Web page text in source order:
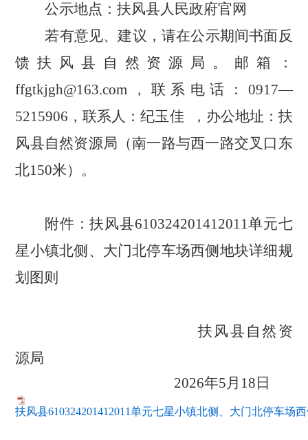
公示地点：扶风县人民政府官网
若有意见、建议，请在公示期间书面反
馈扶风县自然资源局。邮箱：
ffgtkjgh@163.com ，联系电话： 0917—
5215906 ，联系人：纪玉佳 ， 办公地址：扶
风县自然资源局（南一路与西一路交叉口东
北150米） 。
附件：扶风县610324201412011单元七
星小镇北侧、大门北停车场西侧地块详细规
划图则
扶风县自然资
源局
2026年5月 18 日
扶风县610324201412011单元七星小镇北侧、大门北停车场